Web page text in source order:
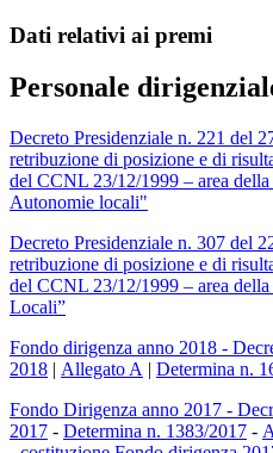
Dati relativi ai premi
Personale
Decreto Presidenziale n. 221 del
retribuzione di posizione e di
del CCNL 23/12/1999 – area
Autonomie locali"
Decreto Presidenziale n. 307 del
retribuzione di posizione e di
del CCNL 23/12/1999 – area
Locali”
Fondo dirigenza anno 2018 -
2018 | Allegato A | Determina n.
Fondo Dirigenza anno 2017 -
2017 - Determina n. 1383/2017 -